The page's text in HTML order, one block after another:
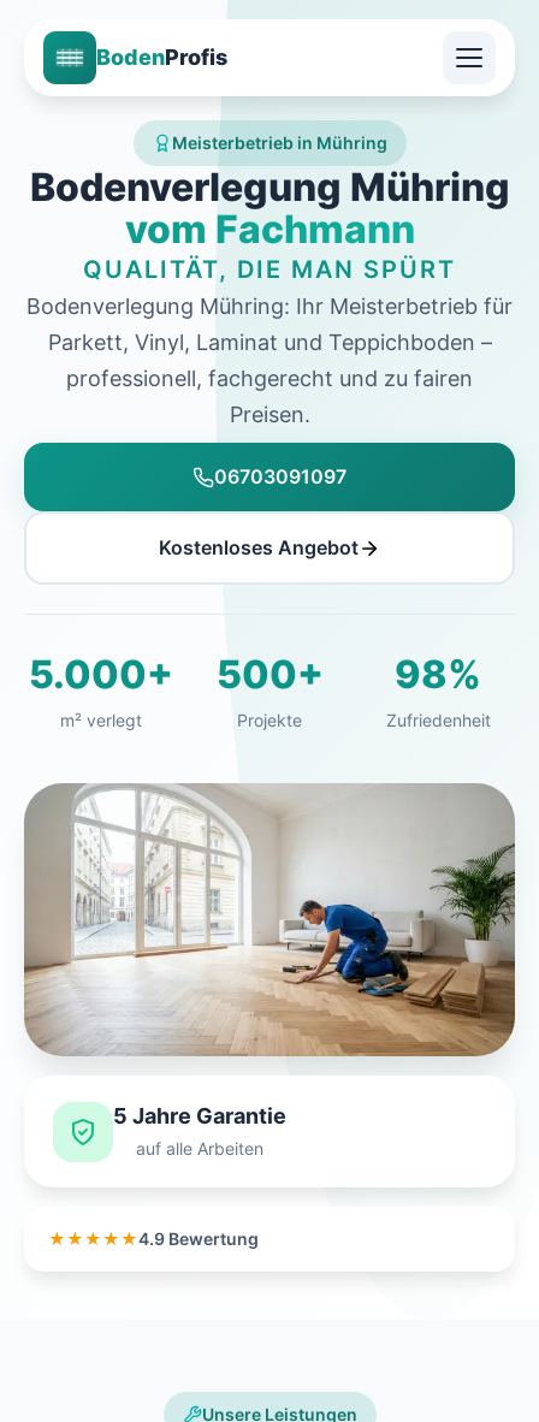
BodenProfis
Meisterbetrieb in Mühring
Bodenverlegung Mühring
vom Fachmann
QUALITÄT, DIE MAN SPÜRT
Bodenverlegung Mühring: Ihr Meisterbetrieb für
Parkett, Vinyl, Laminat und Teppichboden –
professionell, fachgerecht und zu fairen
Preisen.
06703091097
Kostenloses Angebot
5.000+
m² verlegt
500+
Projekte
98%
Zufriedenheit
5 Jahre Garantie
auf alle Arbeiten
★★★★★4.9 Bewertung
Unsere Leistungen